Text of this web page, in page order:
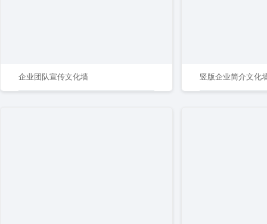
企业团队宣传文化墙 竖版企业简介文化